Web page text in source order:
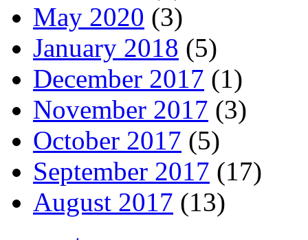
May 2020 (3)
January 2018 (5)
December 2017 (1)
November 2017 (3)
October 2017 (5)
September 2017 (17)
August 2017 (13)